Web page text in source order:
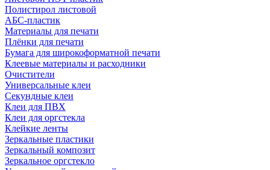
Полистирол листовой
АБС-пластик
Материалы для печати
Плёнки для печати
Бумага для широкоформатной печати
Клеевые материалы и расходники
Очистители
Универсальные клеи
Секундные клеи
Клеи для ПВХ
Клеи для оргстекла
Клейкие ленты
Зеркальные пластики
Зеркальный композит
Зеркальное оргстекло